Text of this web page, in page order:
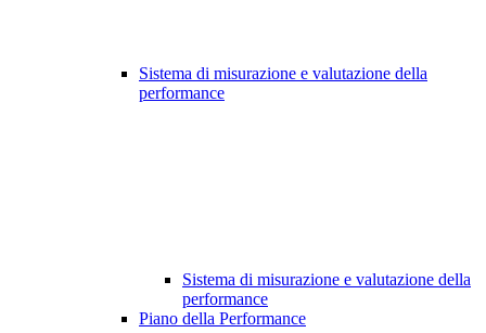
Sistema di misurazione e valutazione della
performance
Sistema di misurazione e valutazione della
performance
Piano della Performance